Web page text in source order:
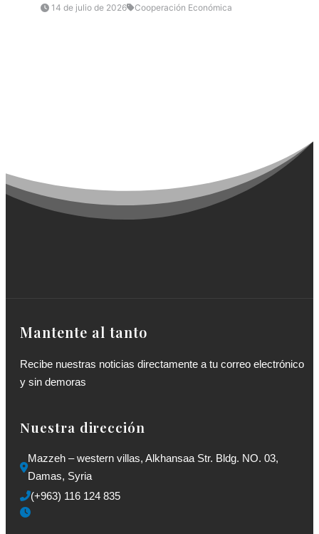
14 de julio de 2026 Cooperación Económica
Mantente al tanto
Recibe nuestras noticias directamente a tu correo electrónico
y sin demoras
Nuestra dirección
Mazzeh – western villas, Alkhansaa Str. Bldg. NO. 03,
Damas, Syria
(+963) 116 124 835